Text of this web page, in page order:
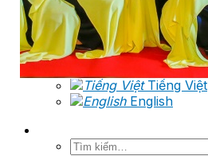
Tìm
kiếm:
Tiếng Việt
English
Tìm